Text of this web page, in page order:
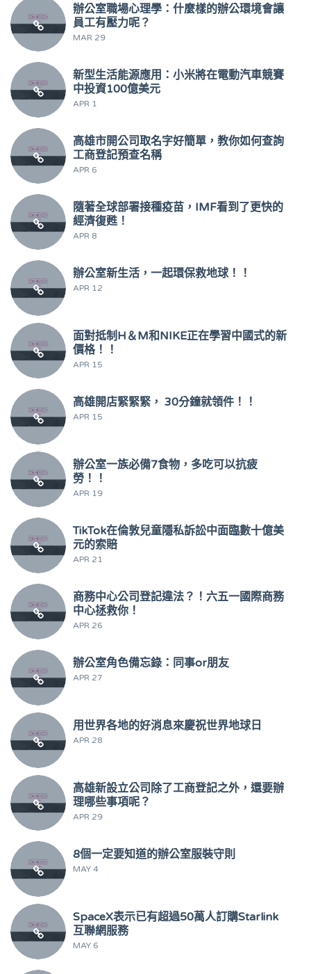
辦公室職場心理學：什麼樣的辦公環境會讓
員工有壓力呢？
MAR 29
新型生活能源應用：小米將在電動汽車競賽
中投資100億美元
APR 1
高雄市開公司取名字好簡單，教你如何查詢
工商登記預查名稱
APR 6
隨著全球部署接種疫苗，IMF看到了更快的
經濟復甦！
APR 8
辦公室新生活，一起環保救地球！！
APR 12
面對抵制H＆M和NIKE正在學習中國式的新
價格！！
APR 15
高雄開店緊緊緊， 30分鐘就領件！！
APR 15
辦公室一族必備7食物，多吃可以抗疲
勞！！
APR 19
TikTok在倫敦兒童隱私訴訟中面臨數十億美
元的索賠
APR 21
商務中心公司登記違法？！六五一國際商務
中心拯救你！
APR 26
辦公室角色備忘錄：同事or朋友
APR 27
用世界各地的好消息來慶祝世界地球日
APR 28
高雄新設立公司除了工商登記之外，還要辦
理哪些事項呢？
APR 29
8個一定要知道的辦公室服裝守則
MAY 4
SpaceX表示已有超過50萬人訂購Starlink
互聯網服務
MAY 6